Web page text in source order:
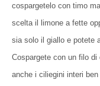
cospargetelo con timo
scelta il limone a fette
sia solo il giallo e potete
Cospargete con un filo di
anche i ciliegini interi